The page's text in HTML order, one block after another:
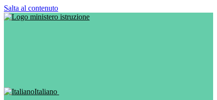
Salta al contenuto
Italiano